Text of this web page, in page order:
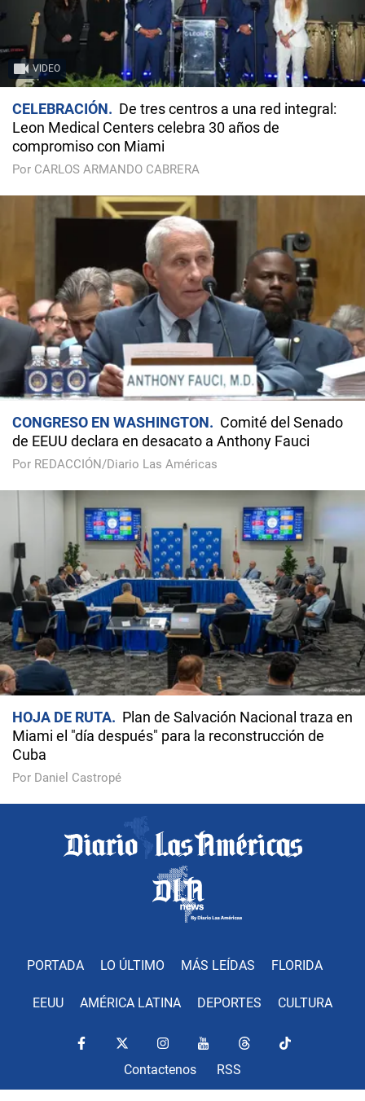
VIDEO
CELEBRACIÓN
De tres centros a una red integral:
Leon Medical Centers celebra 30 años de
compromiso con Miami
Por CARLOS ARMANDO CABRERA
CONGRESO EN WASHINGTON
Comité del Senado
de EEUU declara en desacato a Anthony Fauci
Por REDACCIÓN/Diario Las Américas
HOJA DE RUTA
Plan de Salvación Nacional traza en
Miami el "día después" para la reconstrucción de
Cuba
Por Daniel Castropé
PORTADA LO ÚLTIMO MÁS LEÍDAS FLORIDA
EEUU AMÉRICA LATINA DEPORTES CULTURA
Contactenos RSS